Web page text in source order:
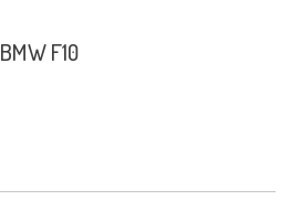
BMW F10